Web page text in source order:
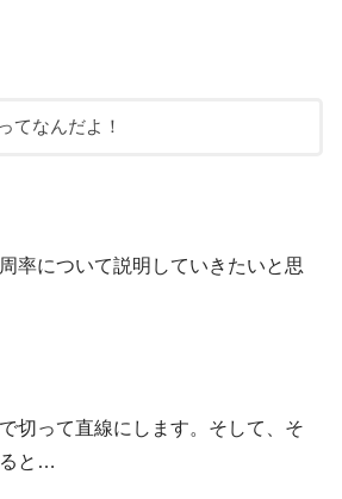
てなんだよ！
率について説明していきたいと思
切って直線にします。そして、そ
と…